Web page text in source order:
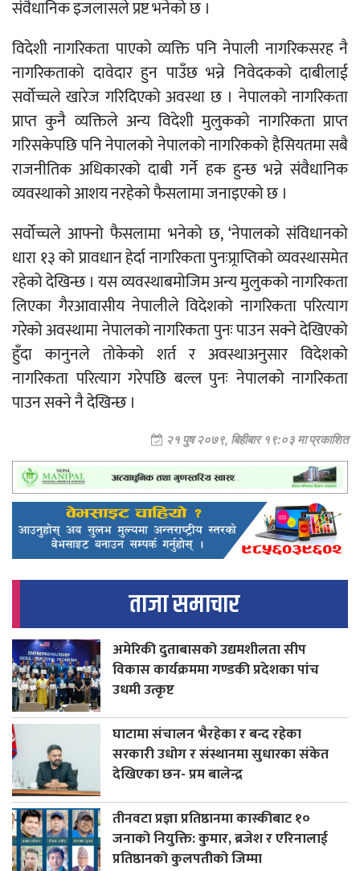
संवैधानिक इजलासले प्रष्ट भनेको छ ।
विदेशी नागरिकता पाएको व्यक्ति पनि नेपाली नागरिकसरह नै
नागरिकताको दावेदार हुन पाउँछ भन्ने निवेदकको दाबीलाई
सर्वोच्चले खारेज गरिदिएको अवस्था छ । नेपालको नागरिकता
प्राप्त कुनै व्यक्तिले अन्य विदेशी मुलुकको नागरिकता प्राप्त
गरिसकेपछि पनि नेपालको नेपालको नागरिकको हैसियतमा सबै
राजनीतिक अधिकारको दाबी गर्ने हक हुन्छ भन्ने संवैधानिक
व्यवस्थाको आशय नरहेको फैसलामा जनाइएको छ ।
सर्वोच्चले आफ्नो फैसलामा भनेको छ, ‘नेपालको संविधानको
धारा १३ को प्रावधान हेर्दा नागरिकता पुनःप्र्राप्तिको व्यवस्थासमेत
रहेको देखिन्छ । यस व्यवस्थाबमोजिम अन्य मुलुकको नागरिकता
लिएका गैरआवासीय नेपालीले विदेशको नागरिकता परित्याग
गरेको अवस्थामा नेपालको नागरिकता पुनः पाउन सक्ने देखिएको
हुँदा कानुनले तोकेको शर्त र अवस्थाअनुसार विदेशको
नागरिकता परित्याग गरेपछि बल्ल पुनः नेपालको नागरिकता
पाउन सक्ने नै देखिन्छ ।
२१ पुष २०७९, बिहीबार १९:०३ मा प्रकाशित
ताजा समाचार
अमेरिकी दुताबासको उद्यमशीलता सीप
विकास कार्यक्रममा गण्डकी प्रदेशका पांच
उधमी उत्कृष्ट
घाटामा संचालन भैरहेका र बन्द रहेका
सरकारी उधोग र संस्थानमा सुधारका संकेत
देखिएका छन- प्रम बालेन्द्र
तीनवटा प्रज्ञा प्रतिष्ठानमा कास्कीबाट १०
जनाको नियुक्ति: कुमार, ब्रजेश र एरिनालाई
प्रतिष्ठानको कुलपतीको जिम्मा